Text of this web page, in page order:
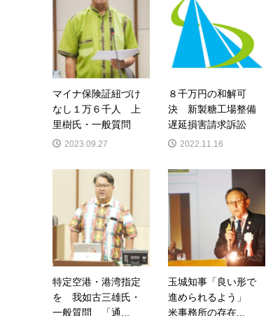
マイナ保険証紐づけ
なし１万６千人 上
里樹氏・一般質問
2023.09.27
８千万円の和解可
決 新製糖工場整備
遅延損害請求訴訟
2022.11.16
特定空港・港湾指定
を 我如古三雄氏・
一般質問 「通...
玉城知事「良い形で
進められるよう」
米事務所の存在...